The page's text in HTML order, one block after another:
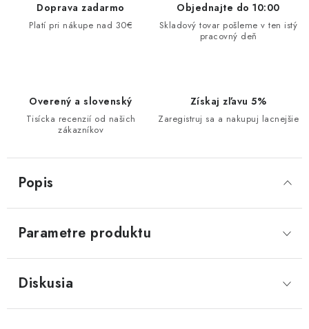
Doprava zadarmo
Platí pri nákupe nad 30€
Objednajte do 10:00
Skladový tovar pošleme v ten istý
pracovný deň
Overený a slovenský
Tisícka recenzií od našich
zákazníkov
Získaj zľavu 5%
Zaregistruj sa a nakupuj lacnejšie
Popis
Parametre produktu
Diskusia